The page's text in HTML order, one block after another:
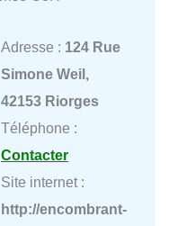
Adresse : 124 Rue
Simone Weil,
42153 Riorges
Téléphone :
Contacter
Site internet :
http://encombrant-